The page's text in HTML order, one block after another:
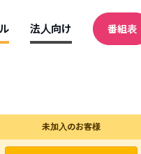
法人向け 番組表
未加入のお客様